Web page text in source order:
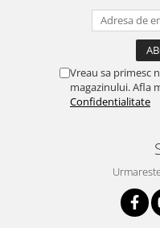
Vreau sa primesc
magazinului. Afla
Confidentialitate